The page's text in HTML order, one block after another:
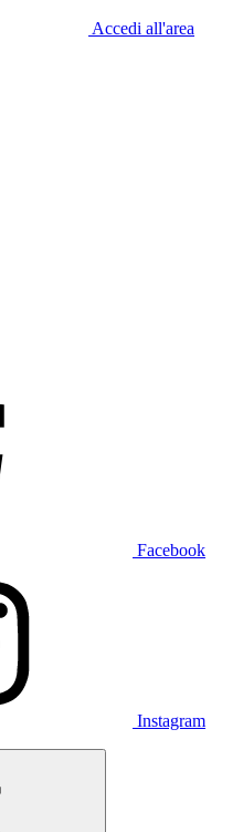
Accedi all'area
Facebook
Instagram